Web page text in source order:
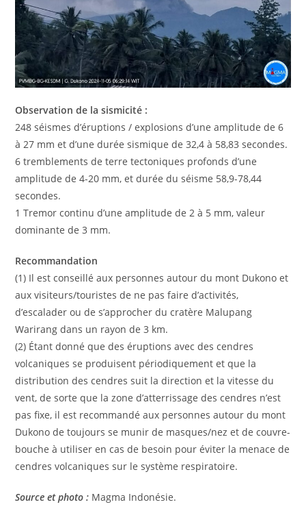
Observation de la sismicité :
248 séismes d’éruptions / explosions d’une amplitude de 6
à 27 mm et d’une durée sismique de 32,4 à 58,83 secondes.
6 tremblements de terre tectoniques profonds d’une
amplitude de 4-20 mm, et durée du séisme 58,9-78,44
secondes.
1 Tremor continu d’une amplitude de 2 à 5 mm, valeur
dominante de 3 mm.
Recommandation
(1) Il est conseillé aux personnes autour du mont Dukono et
aux visiteurs/touristes de ne pas faire d’activités,
d’escalader ou de s’approcher du cratère Malupang
Warirang dans un rayon de 3 km.
(2) Étant donné que des éruptions avec des cendres
volcaniques se produisent périodiquement et que la
distribution des cendres suit la direction et la vitesse du
vent, de sorte que la zone d’atterrissage des cendres n’est
pas fixe, il est recommandé aux personnes autour du mont
Dukono de toujours se munir de masques/nez et de couvre-
bouche à utiliser en cas de besoin pour éviter la menace de
cendres volcaniques sur le système respiratoire.
Source et photo : Magma Indonésie.